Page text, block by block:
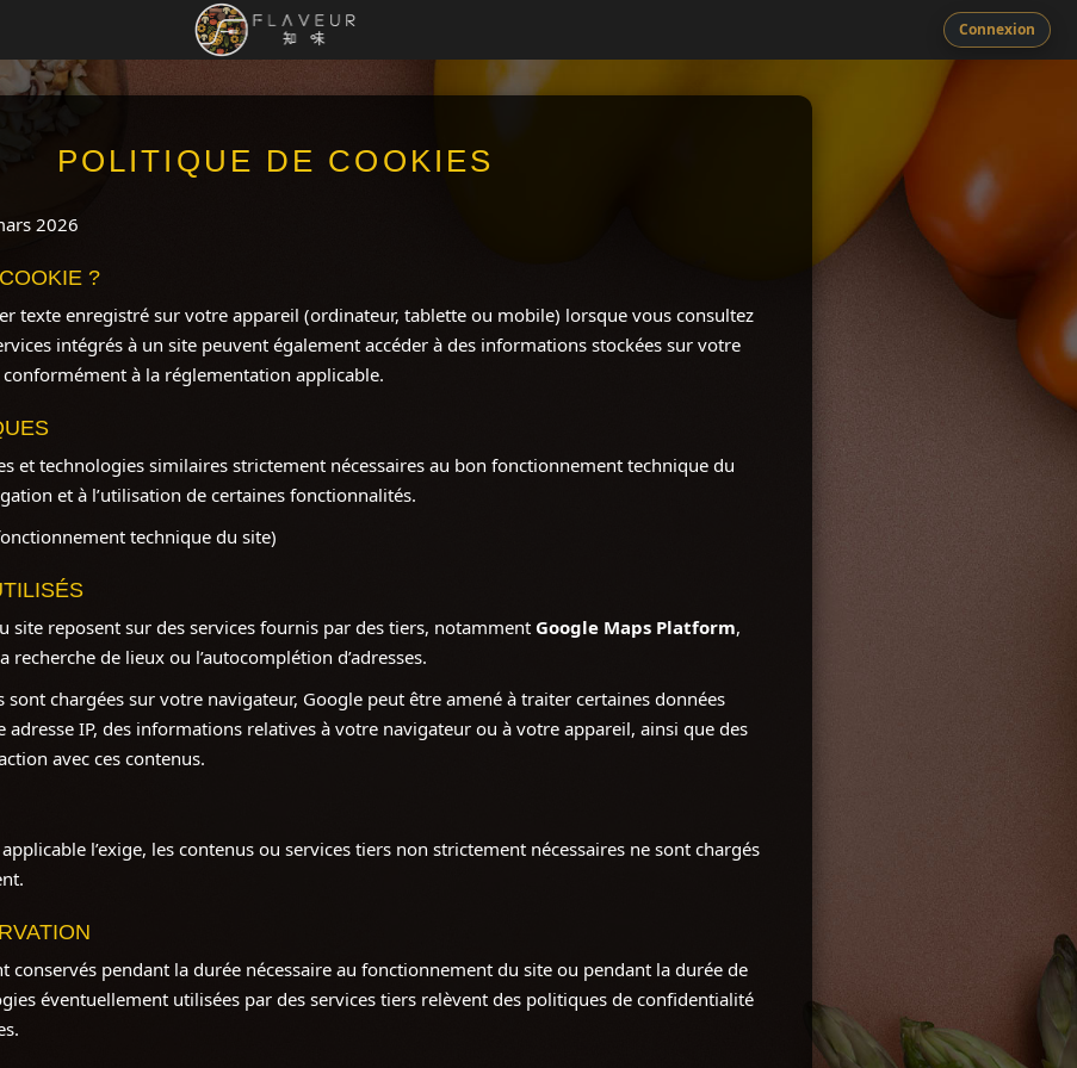
Connexion
POLITIQUE DE COOKIES
2026
?
texte enregistré sur votre appareil (ordinateur, tablette ou mobile) lorsque vous consultez
intégrés à un site peuvent également accéder à des informations stockées sur votre
à la réglementation applicable.
et technologies similaires strictement nécessaires au bon fonctionnement technique du
et à l’utilisation de certaines fonctionnalités.
technique du site)
site reposent sur des services fournis par des tiers, notamment Google Maps Platform,
recherche de lieux ou l’autocomplétion d’adresses.
sont chargées sur votre navigateur, Google peut être amené à traiter certaines données
adresse IP, des informations relatives à votre navigateur ou à votre appareil, ainsi que des
avec ces contenus.
l’exige, les contenus ou services tiers non strictement nécessaires ne sont chargés
conservés pendant la durée nécessaire au fonctionnement du site ou pendant la durée de
éventuellement utilisées par des services tiers relèvent des politiques de confidentialité